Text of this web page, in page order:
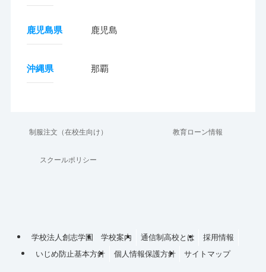
鹿児島県 鹿児島
沖縄県 那覇
制服注文（在校生向け） 教育ローン情報
スクールポリシー
学校法人創志学園 学校案内 通信制高校とは
採用情報
いじめ防止基本方針
個人情報保護方針 サイトマップ